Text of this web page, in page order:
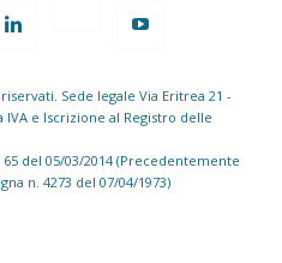
Sede legale Via Eritrea 21 -
e Iscrizione al Registro delle
del 05/03/2014 (Precedentemente
n. 4273 del 07/04/1973)